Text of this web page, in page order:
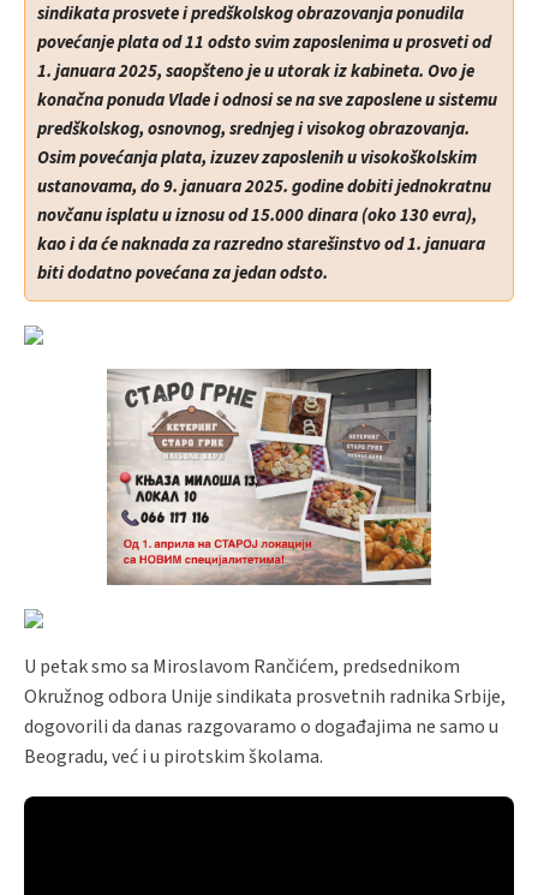
sindikata prosvete i predškolskog obrazovanja ponudila
povećanje plata od 11 odsto svim zaposlenima u prosveti od
1. januara 2025, saopšteno je u utorak iz kabineta. Ovo je
konačna ponuda Vlade i odnosi se na sve zaposlene u sistemu
predškolskog, osnovnog, srednjeg i visokog obrazovanja.
Osim povećanja plata, izuzev zaposlenih u visokoškolskim
ustanovama, do 9. januara 2025. godine dobiti jednokratnu
novčanu isplatu u iznosu od 15.000 dinara (oko 130 evra),
kao i da će naknada za razredno starešinstvo od 1. januara
biti dodatno povećana za jedan odsto.
U petak smo sa Miroslavom Rančićem, predsednikom
Okružnog odbora Unije sindikata prosvetnih radnika Srbije,
dogovorili da danas razgovaramo o događajima ne samo u
Beogradu, već i u pirotskim školama.